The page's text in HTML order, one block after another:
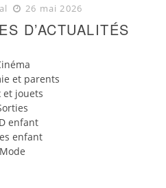
26 mai 2026
D’ACTUALITÉS
et parents
et jouets
enfant
enfant
Mode